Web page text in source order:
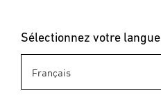
Sélectionnez votre langue